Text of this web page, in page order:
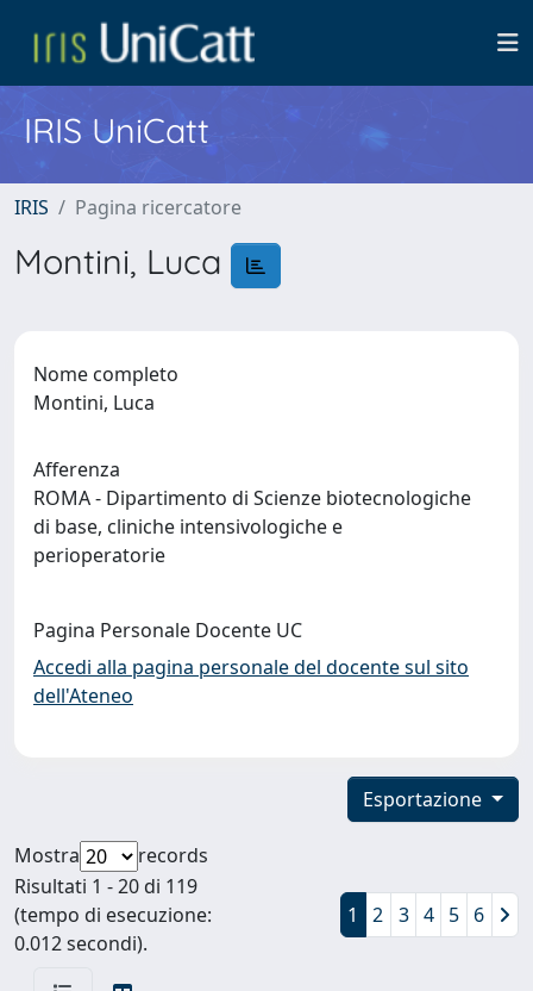
IRIS UniCatt
IRIS Pagina ricercatore
Montini, Luca
Nome completo
Montini, Luca
Afferenza
ROMA - Dipartimento di Scienze biotecnologiche
di base, cliniche intensivologiche e
perioperatorie
Pagina Personale Docente UC
Accedi alla pagina personale del docente sul sito
dell'Ateneo
Esportazione
Mostra
records
Risultati 1 - 20 di 119
(tempo di esecuzione:
0.012 secondi).
1 2 3 4 5 6